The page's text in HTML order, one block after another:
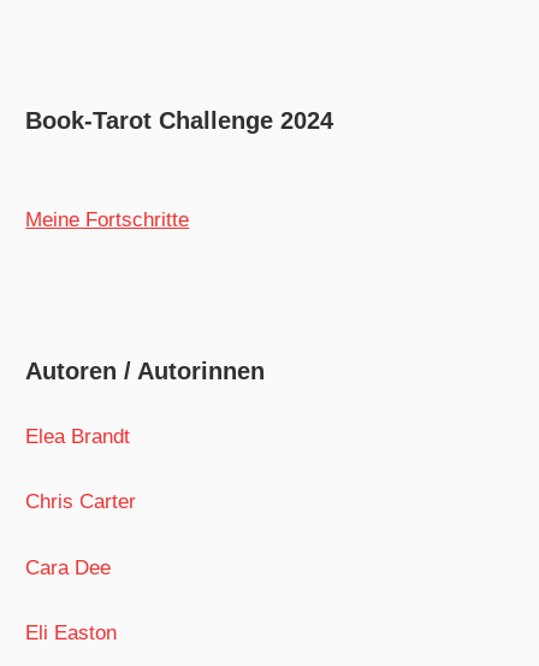
Book-Tarot Challenge 2024
Meine Fortschritte
Autoren / Autorinnen
Elea Brandt
Chris Carter
Cara Dee
Eli Easton